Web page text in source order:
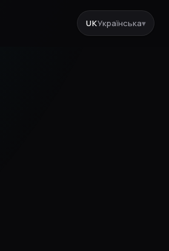
UKУкраїнська▾